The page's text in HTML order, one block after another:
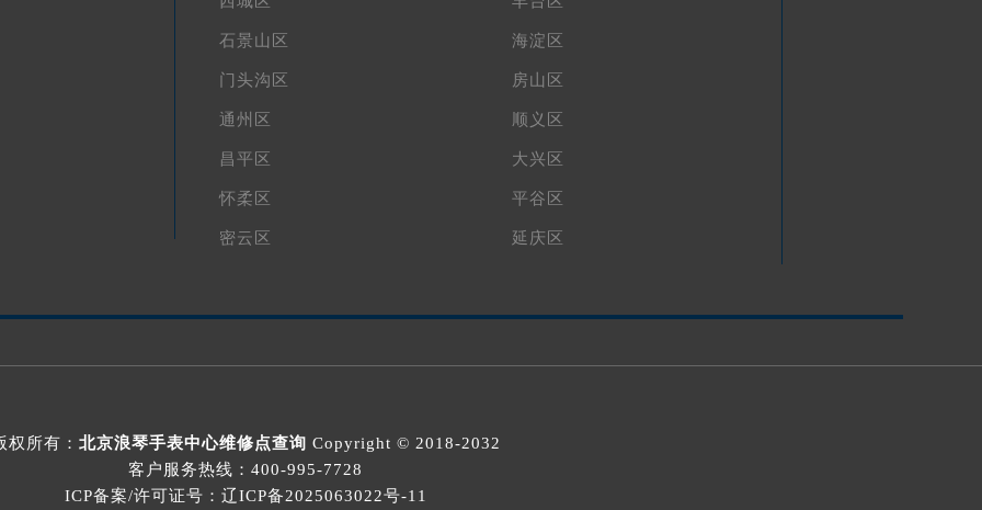
石景山区 海淀区
门头沟区 房山区
通州区 顺义区
昌平区 大兴区
怀柔区 平谷区
密云区 延庆区
权所有： 北京浪琴手表中心维修点查询 Copyright © 2018-2032
客户服务热线： 400-995-7728
ICP备案/许可证号：辽ICP备2025063022号-11